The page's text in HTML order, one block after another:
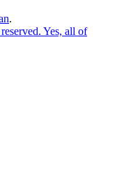
.
Yes, all of